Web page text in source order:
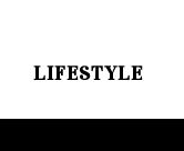
LIFESTYLE